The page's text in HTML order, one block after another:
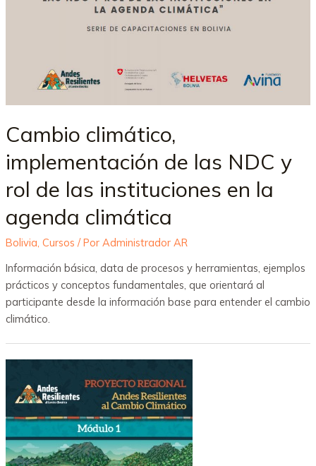
Cambio climático,
implementación de las NDC y
rol de las instituciones en la
agenda climática
Bolivia Cursos / Por Administrador AR
Información básica, data de procesos y herramientas, ejemplos
prácticos y conceptos fundamentales, que orientará al
participante desde la información base para entender el cambio
climático.